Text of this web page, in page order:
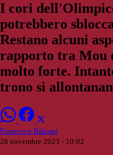
I cori
potrebbero
Restano alcuni
rapporto tra Mou
molto forte.
trono si
Francesco Balzani
28 novembre 2023 - 10:02